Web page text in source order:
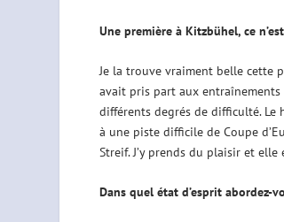
Une première à Kitzbühel, ce
Je la trouve vraiment belle cette
avait pris part aux entraînements
différents degrés de difficulté. Le
à une piste difficile de Coupe
Streif. J’y prends du plaisir et
Dans quel état d’esprit abordez-